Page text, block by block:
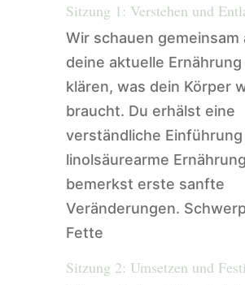
Sitzung 1: Verstehen und
Wir schauen gemeinsam
deine aktuelle Ernährung
klären, was dein Körper
braucht. Du erhälst eine
verständliche Einführung
linolsäurearme
bemerkst erste sanfte
Veränderungen.
Fette
Sitzung 2: Umsetzen und